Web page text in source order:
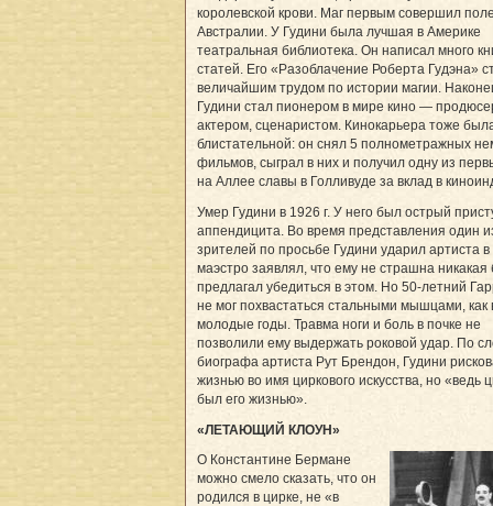
королевской крови. Маг первым совершил
Австралии. У Гудини была лучшая в Америке
театральная библиотека. Он написал много
статей. Его «Разоблачение Роберта Гудэна»
величайшим трудом по истории магии.
Гудини стал пионером в мире кино —
актером, сценаристом. Кинокарьера тоже
блистательной: он снял 5 полнометражных
фильмов, сыграл в них и получил одну из
на Аллее славы в Голливуде за вклад в
Умер Гудини в 1926 г. У него был острый
аппендицита. Во время представления один
зрителей по просьбе Гудини ударил артиста в
маэстро заявлял, что ему не страшна никакая
предлагал убедиться в этом. Но 50-летний
не мог похвастаться стальными мышцами, как
молодые годы. Травма ноги и боль в почке не
позволили ему выдержать роковой удар. По
биографа артиста Рут Брендон, Гудини
жизнью во имя циркового искусства, но «ведь
был его жизнью».
«ЛЕТАЮЩИЙ КЛОУН»
О Константине Бермане
можно смело сказать, что он
родился в цирке, не «в